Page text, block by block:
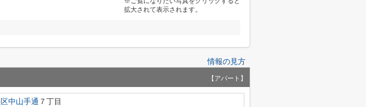
拡大されて表示されます。
情報の見方
【アパート】
中山手通 ７丁目